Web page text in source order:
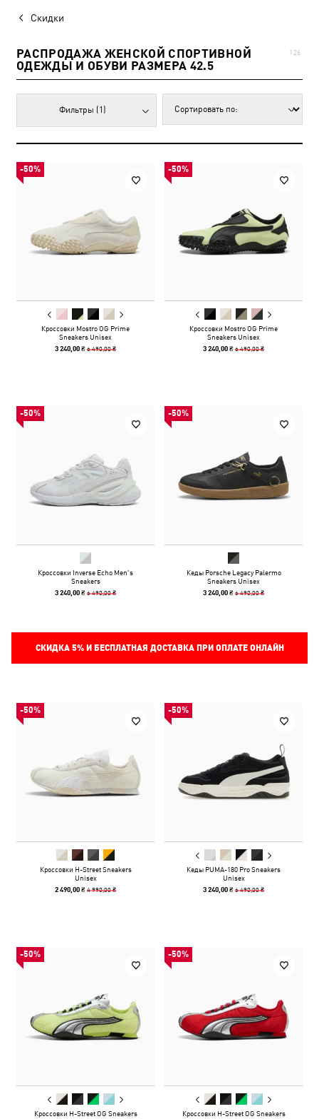
Скидки
РАСПРОДАЖА ЖЕНСКОЙ СПОРТИВНОЙ
ОДЕЖДЫ И ОБУВИ РАЗМЕРА 42.5
126
Фильтры (1)
-50%
Кроссовки Mostro OG Prime
Sneakers Unisex
3 240,00 ₴6 490,00 ₴
-50%
Кроссовки Mostro OG Prime
Sneakers Unisex
3 240,00 ₴6 490,00 ₴
-50%
Кроссовки Inverse Echo Men's
Sneakers
3 240,00 ₴6 490,00 ₴
-50%
Кеды Porsche Legacy Palermo
Sneakers Unisex
3 240,00 ₴6 490,00 ₴
СКИДКА 5%И БЕСПЛАТНАЯ ДОСТАВКА ПРИ ОПЛАТЕ ОНЛАЙН
-50%
Кроссовки H-Street Sneakers
Unisex
2 490,00 ₴4 990,00 ₴
-50%
Кеды PUMA-180 Pro Sneakers
Unisex
3 240,00 ₴6 490,00 ₴
-50%
Кроссовки H-Street OG Sneakers
-50%
Кроссовки H-Street OG Sneakers